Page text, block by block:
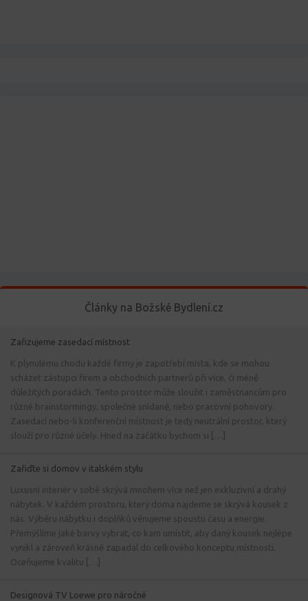
Články na Božské Bydlení.cz
Zařizujeme zasedací místnost
K plynulému chodu každé firmy je zapotřebí místa, kde se mohou
scházet zástupci firem a obchodních partnerů při více, či méně
důležitých poradách. Tento prostor může sloužit i zaměstnancům pro
různé brainstormingy, společné snídaně, nebo pracovní pohovory.
Zasedací nebo-li konferenční místnost je tedy neutrální prostor, který
slouží pro různé účely. Hned na začátku bychom si […]
Zařiďte si domov v italském stylu
Luxusní interiér v sobě skrývá mnohem více než jen exkluzivní a drahý
nábytek. V každém prostoru, který doma najdeme se skrývá kousek z
nás. Výběru nábytku i doplňků věnujeme spoustu času a energie.
Přemýšlíme jaké barvy vybrat, co kam umístit, aby daný kousek nejlépe
vynikl a zároveň krásně zapadal do celkového konceptu místnosti.
Oceňujeme kvalitu […]
Designová TV Loewe pro náročné